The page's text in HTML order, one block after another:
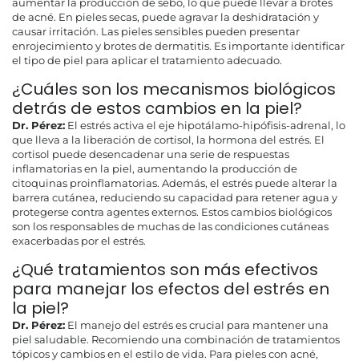
de acné. En pieles secas, puede agravar la deshidratación y
causar irritación. Las pieles sensibles pueden presentar
enrojecimiento y brotes de dermatitis. Es importante identificar
el tipo de piel para aplicar el tratamiento adecuado.
¿Cuáles son los mecanismos biológicos
detrás de estos cambios en la piel?
Dr. Pérez: El estrés activa el eje hipotálamo-hipófisis-adrenal, lo
que lleva a la liberación de cortisol, la hormona del estrés. El
cortisol puede desencadenar una serie de respuestas
inflamatorias en la piel, aumentando la producción de
citoquinas proinflamatorias. Además, el estrés puede alterar la
barrera cutánea, reduciendo su capacidad para retener agua y
protegerse contra agentes externos. Estos cambios biológicos
son los responsables de muchas de las condiciones cutáneas
exacerbadas por el estrés.
¿Qué tratamientos son más efectivos
para manejar los efectos del estrés en
la piel?
Dr. Pérez: El manejo del estrés es crucial para mantener una
piel saludable. Recomiendo una combinación de tratamientos
tópicos y cambios en el estilo de vida. Para pieles con acné,